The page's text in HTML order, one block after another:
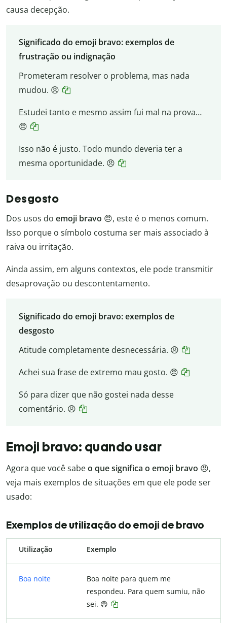
causa decepção.
Significado do emoji bravo: exemplos de
frustração ou indignação
Prometeram resolver o problema, mas nada
mudou. 😠
Estudei tanto e mesmo assim fui mal na prova…
😠
Isso não é justo. Todo mundo deveria ter a
mesma oportunidade. 😠
Desgosto
Dos usos do emoji bravo 😠, este é o menos comum.
Isso porque o símbolo costuma ser mais associado à
raiva ou irritação.
Ainda assim, em alguns contextos, ele pode transmitir
desaprovação ou descontentamento.
Significado do emoji bravo: exemplos de
desgosto
Atitude completamente desnecessária. 😠
Achei sua frase de extremo mau gosto. 😠
Só para dizer que não gostei nada desse
comentário. 😠
Emoji bravo: quando usar
Agora que você sabeo que significa o emoji bravo 😠,
veja mais exemplos de situações em que ele pode ser
usado:
Exemplos de utilização do emoji de bravo
Utilização Exemplo
Boa noite
Boa noite para quem me
respondeu. Para quem sumiu, não
sei. 😠